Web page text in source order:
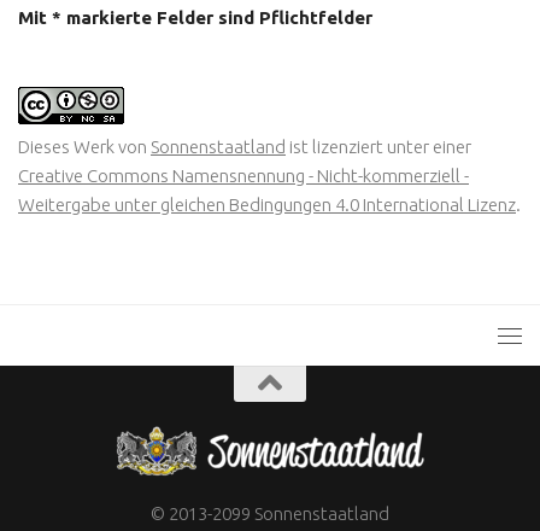
Mit * markierte Felder sind Pflichtfelder
Dieses Werk von Sonnenstaatland ist lizenziert unter einer
Creative Commons Namensnennung - Nicht-kommerziell -
Weitergabe unter gleichen Bedingungen 4.0 International Lizenz.
© 2013-2099 Sonnenstaatland